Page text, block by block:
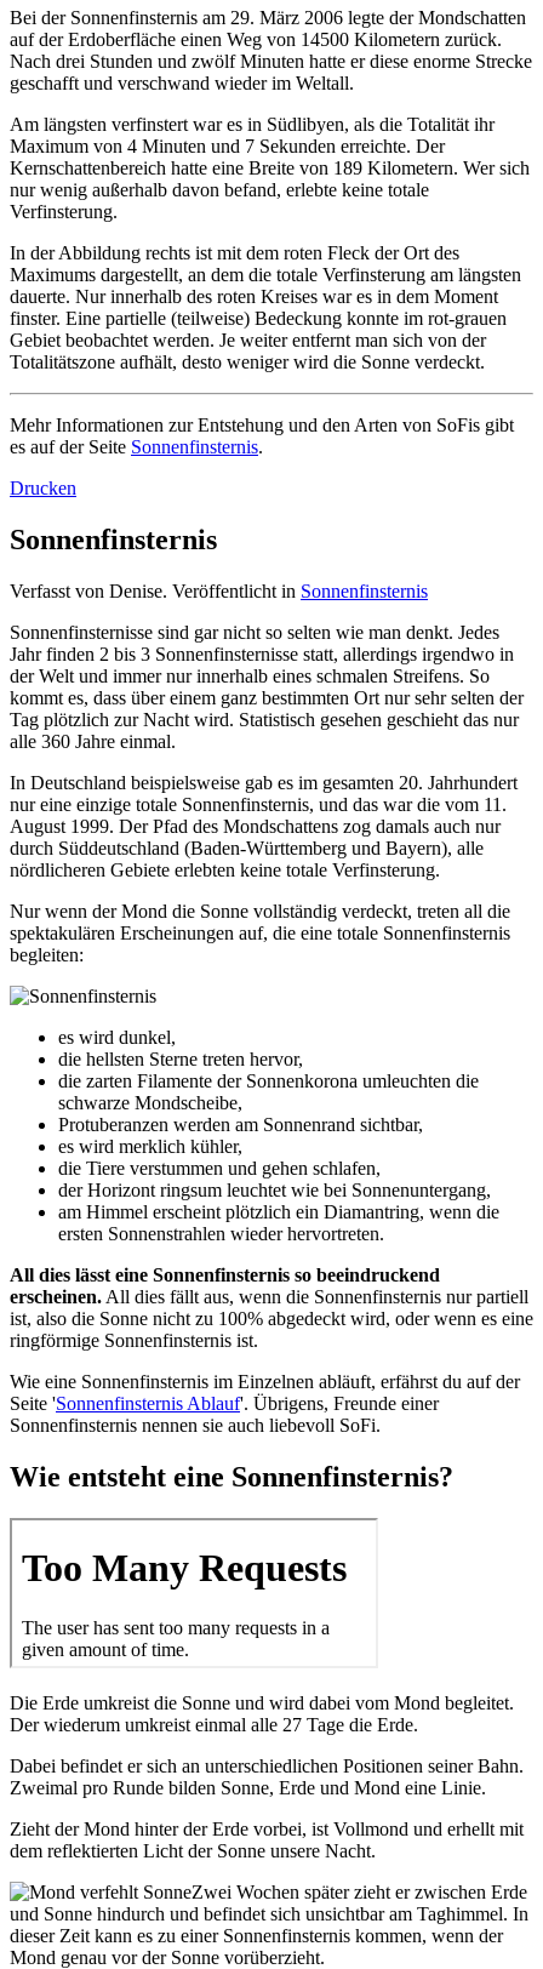
Bei der Sonnenfinsternis am 29. März 2006 legte der Mondschatten
auf der Erdoberfläche einen Weg von 14500 Kilometern zurück.
Nach drei Stunden und zwölf Minuten hatte er diese enorme Strecke
geschafft und verschwand wieder im Weltall.
Am längsten verfinstert war es in Südlibyen, als die Totalität ihr
Maximum von 4 Minuten und 7 Sekunden erreichte. Der
Kernschattenbereich hatte eine Breite von 189 Kilometern. Wer sich
nur wenig außerhalb davon befand, erlebte keine totale
Verfinsterung.
In der Abbildung rechts ist mit dem roten Fleck der Ort des
Maximums dargestellt, an dem die totale Verfinsterung am längsten
dauerte. Nur innerhalb des roten Kreises war es in dem Moment
finster. Eine partielle (teilweise) Bedeckung konnte im rot-grauen
Gebiet beobachtet werden. Je weiter entfernt man sich von der
Totalitätszone aufhält, desto weniger wird die Sonne verdeckt.
Mehr Informationen zur Entstehung und den Arten von SoFis gibt
es auf der Seite Sonnenfinsternis.
Drucken
Sonnenfinsternis
Verfasst von Denise. Veröffentlicht in Sonnenfinsternis
Sonnenfinsternisse sind gar nicht so selten wie man denkt. Jedes
Jahr finden 2 bis 3 Sonnenfinsternisse statt, allerdings irgendwo in
der Welt und immer nur innerhalb eines schmalen Streifens. So
kommt es, dass über einem ganz bestimmten Ort nur sehr selten der
Tag plötzlich zur Nacht wird. Statistisch gesehen geschieht das nur
alle 360 Jahre einmal.
In Deutschland beispielsweise gab es im gesamten 20. Jahrhundert
nur eine einzige totale Sonnenfinsternis, und das war die vom 11.
August 1999. Der Pfad des Mondschattens zog damals auch nur
durch Süddeutschland (Baden-Württemberg und Bayern), alle
nördlicheren Gebiete erlebten keine totale Verfinsterung.
Nur wenn der Mond die Sonne vollständig verdeckt, treten all die
spektakulären Erscheinungen auf, die eine totale Sonnenfinsternis
begleiten:
es wird dunkel,
die hellsten Sterne treten hervor,
die zarten Filamente der Sonnenkorona umleuchten die
schwarze Mondscheibe,
Protuberanzen werden am Sonnenrand sichtbar,
es wird merklich kühler,
die Tiere verstummen und gehen schlafen,
der Horizont ringsum leuchtet wie bei Sonnenuntergang,
am Himmel erscheint plötzlich ein Diamantring, wenn die
ersten Sonnenstrahlen wieder hervortreten.
All dies lässt eine Sonnenfinsternis so beeindruckend
erscheinen. All dies fällt aus, wenn die Sonnenfinsternis nur partiell
ist, also die Sonne nicht zu 100% abgedeckt wird, oder wenn es eine
ringförmige Sonnenfinsternis ist.
Wie eine Sonnenfinsternis im Einzelnen abläuft, erfährst du auf der
Seite 'Sonnenfinsternis Ablauf'. Übrigens, Freunde einer
Sonnenfinsternis nennen sie auch liebevoll SoFi.
Wie entsteht eine Sonnenfinsternis?
Die Erde umkreist die Sonne und wird dabei vom Mond begleitet.
Der wiederum umkreist einmal alle 27 Tage die Erde.
Dabei befindet er sich an unterschiedlichen Positionen seiner Bahn.
Zweimal pro Runde bilden Sonne, Erde und Mond eine Linie.
Zieht der Mond hinter der Erde vorbei, ist Vollmond und erhellt mit
dem reflektierten Licht der Sonne unsere Nacht.
Zwei Wochen später zieht er zwischen Erde
und Sonne hindurch und befindet sich unsichtbar am Taghimmel. In
dieser Zeit kann es zu einer Sonnenfinsternis kommen, wenn der
Mond genau vor der Sonne vorüberzieht.